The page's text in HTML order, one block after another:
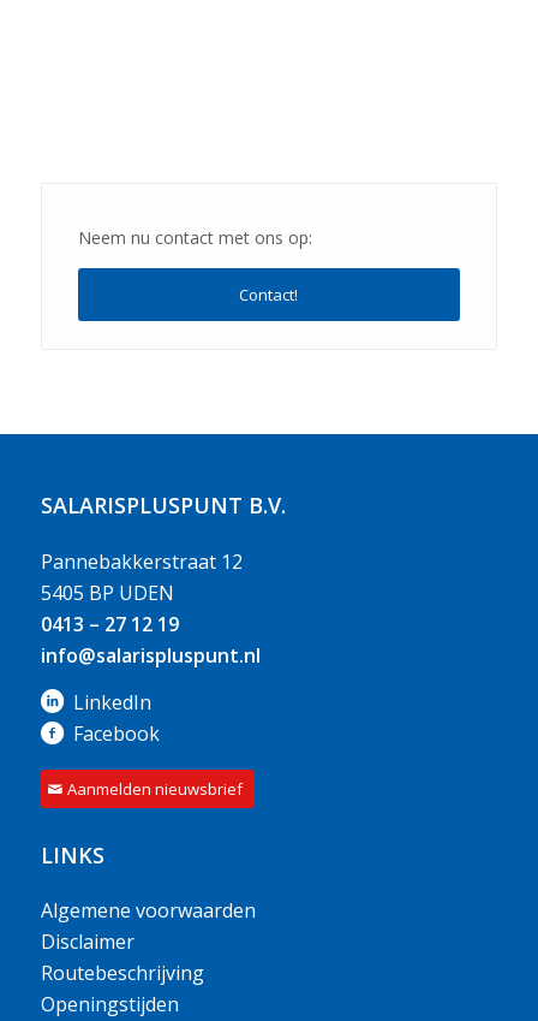
Neem nu contact met ons op:
Contact!
SALARISPLUSPUNT B.V.
Pannebakkerstraat 12
5405 BP UDEN
0413 – 27 12 19
info@salarispluspunt.nl
LinkedIn
Facebook
Aanmelden nieuwsbrief
LINKS
Algemene voorwaarden
Disclaimer
Routebeschrijving
Openingstijden